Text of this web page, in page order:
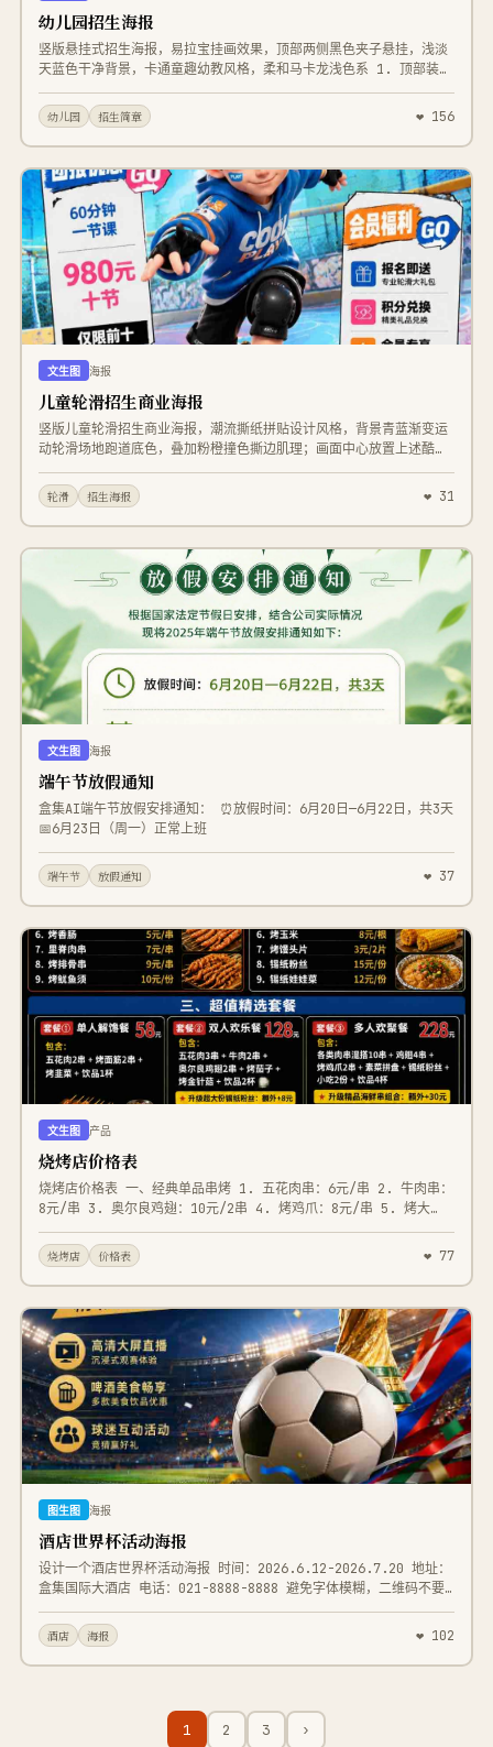
幼儿园招生海报
竖版悬挂式招生海报，易拉宝挂画效果，顶部两侧黑色夹子悬挂，浅淡
天蓝色干净背景，卡通童趣幼教风格，柔和马卡龙浅色系 1. 顶部装
饰：彩色三角小彩旗花边，左上角卡通橙色太阳，右上角云朵+蓝黄热
气球、粉紫热气球 2. 主视觉大字：画面中央超大立体卡通艺术字「幼
儿园招生啦！」，蓝底白粗字，字体边缘带白色圆圈装饰，左侧戴眼镜
小男孩抱着蓝色绘本悬浮在字体旁，字体下方堆叠彩色卡通书本 3. 中
部元素：铅笔卡通插画（小女孩站铅笔上挥手）、小草瓢虫；玫红色圆
角横幅文字「盒集AI幼儿园开课啦！」 4. 副标题：蓝色粗体艺术字
「快乐学习 快乐成长」，两侧金色四角星光点缀，下方一排彩色三角
小旗子 5. 文字文案区：黑色小字招生介绍，标注招生对象3-6岁小朋
友 6. 底部画面：浅绿色草地，左下角卡通钢琴、演奏的小朋友、楼房
剪影；底部一排手拉手大笑的卡通幼儿，右侧一束彩色气球，搭配小
鸟、云朵装饰 整体扁平化矢量卡通插画，无写实照片，明亮清新治
愈，儿童向柔和配色，文字清晰工整，商业招生宣传海报，8K高清，干
净无杂乱水印，柔和平涂光影，简约可爱幼儿园宣传单，避免文字变
形，避免文字模糊，避免文字错误，避免文字乱码
幼儿园 招生简章 ❤ 156
文生图 海报
儿童轮滑招生商业海报
竖版儿童轮滑招生商业海报，潮流撕纸拼贴设计风格，背景青蓝渐变运
动轮滑场地跑道底色，叠加粉橙撞色撕边肌理；画面中心放置上述酷玩
轮滑3D男孩IP形象 上方加粗潮流字体“轮滑班招生 ROLLER
SKATING” 左侧“团报优惠GO”信息文字框标注60分钟一节课、980元
十节仅限前十 右侧粉色爆炸贴写“促销”，下方“会员福利GO”推荐福利
文字板块， 底部预留报名电话：188 8888 8888 地址：盒集科技有
限公司总部 整体活力青春、街头潮酷运动氛围，年轻化招生宣传版
式，高饱和清新撞色，商业平面海报，细节精致，高清印刷画质
轮滑 招生海报 ❤ 31
文生图 海报
端午节放假通知
盒集AI端午节放假安排通知： ⏰放假时间：6月20日—6月22日，共3天
📅6月23日（周一）正常上班
端午节 放假通知 ❤ 37
文生图 产品
烧烤店价格表
烧烤店价格表 一、经典单品串烤 1. 五花肉串：6元/串 2. 牛肉串：
8元/串 3. 奥尔良鸡翅：10元/2串 4. 烤鸡爪：8元/串 5. 烤大
虾：12元/串 6. 烤香肠：5元/串 7. 里脊肉串：7元/串 8. 烤排骨
串：9元/串 9. 烤鱿鱼须：10元/份 二、素菜主食系列 1. 烤茄子：
12元/份 2. 烤金针菇：10元/份 3. 烤韭菜：6元/份 4. 烤土豆
片：5元/串 5. 烤面筋：4元/串 6. 烤玉米：8元/根 7. 烤馒头
片：3元/2片 8. 锡纸粉丝：15元/份 9. 锡纸娃娃菜：12元/份
三、超值精选套餐 套餐① 单人解馋餐 58元 包含：五花肉2串+烤面
筋2串+烤韭菜+饮品1杯 套餐② 双人欢乐餐 128元 包含：五花肉3串
+牛肉2串+奥尔良鸡翅2串+烤茄子+烤金针菇+饮品2杯 ✨ 升级超大份
锡纸粉丝：额外+8元 套餐③ 多人欢聚餐 228元 包含：各类肉串混搭
10串+鸡翅4串+烤鸡爪2串+素菜拼盘+锡纸粉丝+小吃2份+饮品4杯 ✨
升级精品海鲜串组合：额外+30元 四、特色小吃&饮品 1. 酥脆小酥
肉：18元/份 2. 油炸花生米：10元/份 3. 拍黄瓜：8元/份 4. 凉
拌毛豆：12元/份 5. 冰镇酸梅汤：6元/杯 6. 可乐/雪碧：5元/瓶
7. 自制柠檬水：4元/杯 8. 啤酒：8元/瓶
烧烤店 价格表 ❤ 77
图生图 海报
酒店世界杯活动海报
设计一个酒店世界杯活动海报 时间：2026.6.12-2026.7.20 地址：
盒集国际大酒店 电话：021-8888-8888 避免字体模糊，二维码不要
变
酒店 海报 ❤ 102
1 2 3 ›